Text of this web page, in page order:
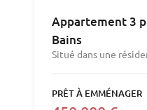
Appartement 3
Bains
Situé dans une
PRÊT À EMMÉNAGER